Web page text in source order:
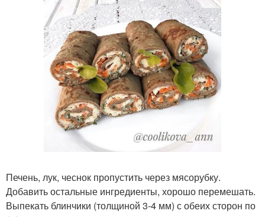
Печень, лук, чеснок пропустить через мясорубку.
Добавить остальные ингредиенты, хорошо перемешать.
Выпекать блинчики (толщиной 3-4 мм) с обеих сторон по